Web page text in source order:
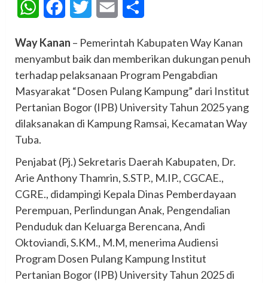
WhatsAppFacebookTwitter Email
Way Kanan – Pemerintah Kabupaten Way Kanan
menyambut baik dan memberikan dukungan penuh
terhadap pelaksanaan Program Pengabdian
Masyarakat “Dosen Pulang Kampung” dari Institut
Pertanian Bogor (IPB) University Tahun 2025 yang
dilaksanakan di Kampung Ramsai, Kecamatan Way
Tuba.
Penjabat (Pj.) Sekretaris Daerah Kabupaten, Dr.
Arie Anthony Thamrin, S.STP., M.IP., CGCAE.,
CGRE., didampingi Kepala Dinas Pemberdayaan
Perempuan, Perlindungan Anak, Pengendalian
Penduduk dan Keluarga Berencana, Andi
Oktoviandi, S.KM., M.M, menerima Audiensi
Program Dosen Pulang Kampung Institut
Pertanian Bogor (IPB) University Tahun 2025 di